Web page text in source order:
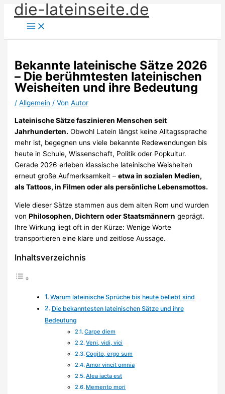
Zum
Inhalt
springen
die-lateinseite.de
Bekannte lateinische Sätze 2026
– Die berühmtesten lateinischen
Weisheiten und ihre Bedeutung
/Allgemein / VonAutor
Lateinische Sätze faszinieren Menschen seit
Jahrhunderten. Obwohl Latein längst keine Alltagssprache
mehr ist, begegnen uns viele bekannte Redewendungen bis
heute in Schule, Wissenschaft, Politik oder Popkultur.
Gerade 2026 erleben klassische lateinische Weisheiten
erneut große Aufmerksamkeit –etwa in sozialen Medien,
als Tattoos, in Filmen oder als persönliche Lebensmottos.
Viele dieser Sätze stammen aus dem alten Rom und wurden
vonPhilosophen, Dichtern oder Staatsmännern geprägt.
Ihre Wirkung liegt oft in der Kürze: Wenige Worte
transportieren eine klare und zeitlose Aussage.
Inhaltsverzeichnis
Warum lateinische Sprüche bis heute beliebt sind
Die bekanntesten lateinischen Sätze und ihre
Bedeutung
Carpe diem
Veni, vidi, vici
Cogito, ergo sum
Amor vincit omnia
Alea iacta est
Memento mori